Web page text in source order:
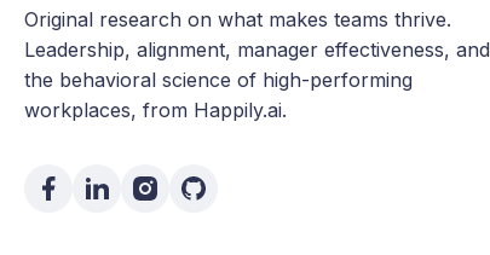
Original research on what makes teams thrive.
Leadership, alignment, manager effectiveness, and
the behavioral science of high-performing
workplaces, from Happily.ai.